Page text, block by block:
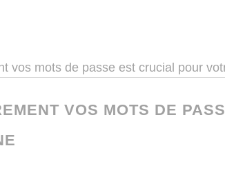
vos mots de passe est crucial pour
VOS MOTS DE